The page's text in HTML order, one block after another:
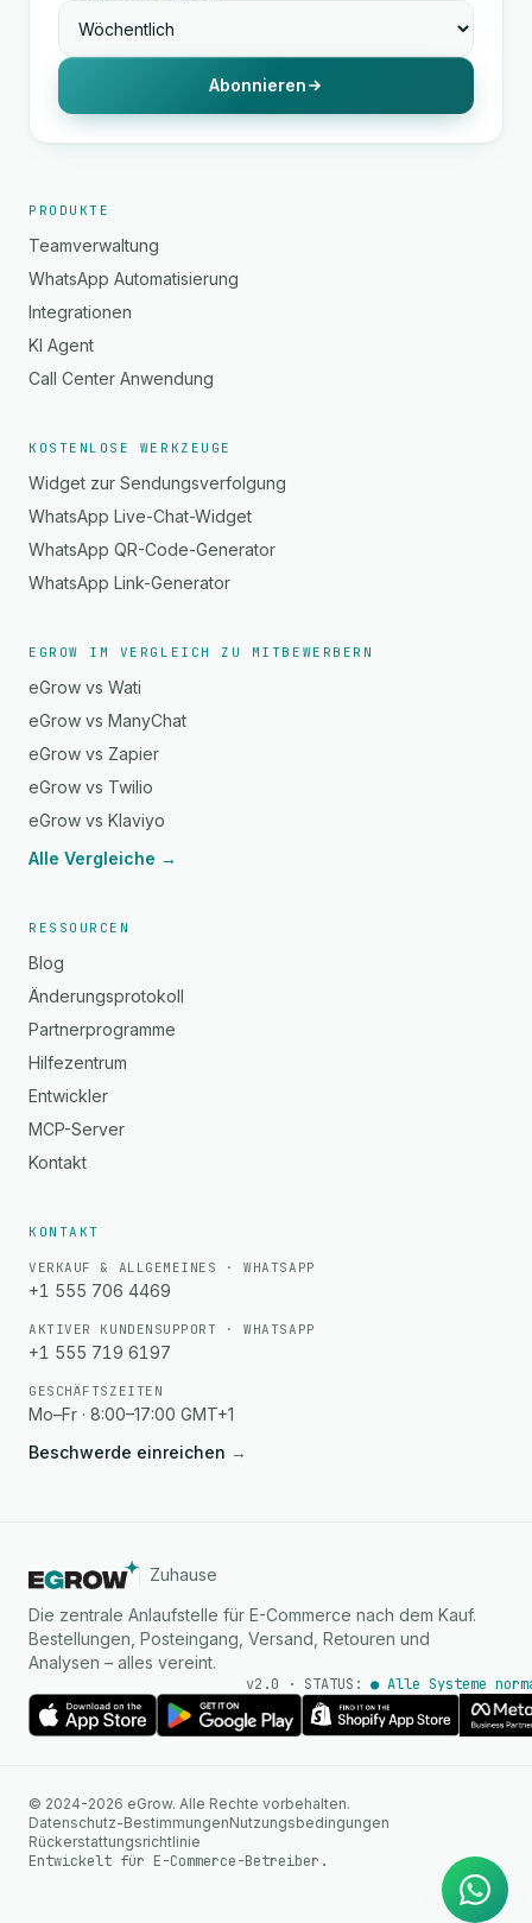
Abonnieren
PRODUKTE
Teamverwaltung
WhatsApp Automatisierung
Integrationen
KI Agent
Call Center Anwendung
KOSTENLOSE WERKZEUGE
Widget zur Sendungsverfolgung
WhatsApp Live-Chat-Widget
WhatsApp QR-Code-Generator
WhatsApp Link-Generator
EGROW IM VERGLEICH ZU MITBEWERBERN
eGrow vs Wati
eGrow vs ManyChat
eGrow vs Zapier
eGrow vs Twilio
eGrow vs Klaviyo
Alle Vergleiche →
RESSOURCEN
Blog
Änderungsprotokoll
Partnerprogramme
Hilfezentrum
Entwickler
MCP-Server
Kontakt
KONTAKT
VERKAUF & ALLGEMEINES · WHATSAPP
+1 555 706 4469
AKTIVER KUNDENSUPPORT · WHATSAPP
+1 555 719 6197
GESCHÄFTSZEITEN
Mo–Fr · 8:00–17:00 GMT+1
Beschwerde einreichen →
Zuhause
Die zentrale Anlaufstelle für E-Commerce nach dem Kauf.
Bestellungen, Posteingang, Versand, Retouren und
Analysen – alles vereint.
v2.0 · STATUS: ● Alle Systeme
© 2024-2026 eGrow. Alle Rechte vorbehalten.
Datenschutz-BestimmungenNutzungsbedingungen
Rückerstattungsrichtlinie
Entwickelt für E-Commerce-Betreiber.
Sofortige Antworten auf
WhatsApp